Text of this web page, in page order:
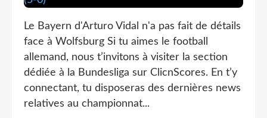
Le Bayern d'Arturo Vidal n'a pas fait de détails
face à Wolfsburg Si tu aimes le football
allemand, nous t’invitons à visiter la section
dédiée à la Bundesliga sur ClicnScores. En t’y
connectant, tu disposeras des dernières news
relatives au championnat...